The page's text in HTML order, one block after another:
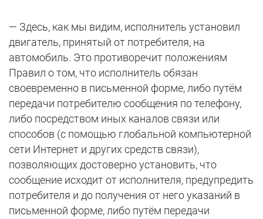
— Здесь, как мы видим, исполнитель установил
двигатель, принятый от потребителя, на
автомобиль. Это противоречит положениям
Правил о том, что исполнитель обязан
своевременно в письменной форме, либо путём
передачи потребителю сообщения по телефону,
либо посредством иных каналов связи или
способов (с помощью глобальной компьютерной
сети Интернет и других средств связи),
позволяющих достоверно установить, что
сообщение исходит от исполнителя, предупредить
потребителя и до получения от него указаний в
письменной форме, либо путём передачи